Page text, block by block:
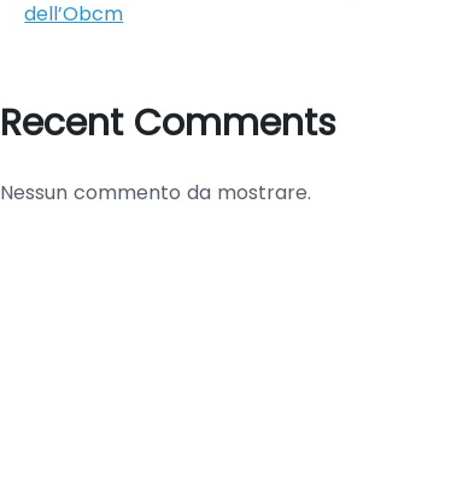
dell’Obcm
Recent Comments
Nessun commento da mostrare.